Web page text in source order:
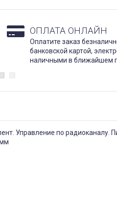
ОПЛАТА ОНЛАЙН
Оплатите заказ
банковской картой,
наличными в ближайшем
Управление по радиоканалу.